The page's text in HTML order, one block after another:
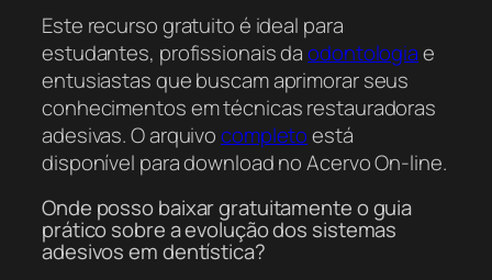
Este recurso gratuito é ideal para
estudantes, profissionais daodontologiae
entusiastas que buscam aprimorar seus
conhecimentos em técnicas restauradoras
adesivas. O arquivocompletoestá
disponível para download no Acervo On-line.
Onde posso baixar gratuitamente o guia
prático sobre a evolução dos sistemas
adesivos em dentística?